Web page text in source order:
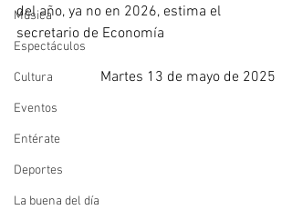
Música
Espectáculos
Cultura
Eventos
Entérate
Deportes
La buena del día
del año, ya no en 2026, estima el
secretario de Economía
Martes 13 de mayo de 2025